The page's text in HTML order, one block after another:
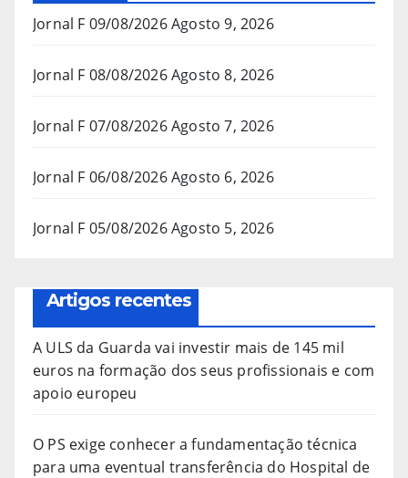
Jornal F 09/08/2026Agosto 9, 2026
Jornal F 08/08/2026Agosto 8, 2026
Jornal F 07/08/2026Agosto 7, 2026
Jornal F 06/08/2026Agosto 6, 2026
Jornal F 05/08/2026Agosto 5, 2026
Artigos recentes
A ULS da Guarda vai investir mais de 145 mil
euros na formação dos seus profissionais e com
apoio europeu
O PS exige conhecer a fundamentação técnica
para uma eventual transferência do Hospital de